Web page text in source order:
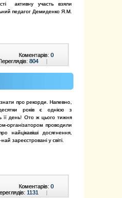
активну участь взяли
педагог Демиденко Я.М.
Коментарів: 0
804 |
про рекорди. Напевно,
років є однією з
її день! Ото ж цього тижня
організатором проводили
найцікавіші досягнення,
зареєстровані у світі.
Коментарів: 0
1131 |